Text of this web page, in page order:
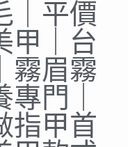
｜平價
甲｜台
霧眉霧
門｜
指甲首